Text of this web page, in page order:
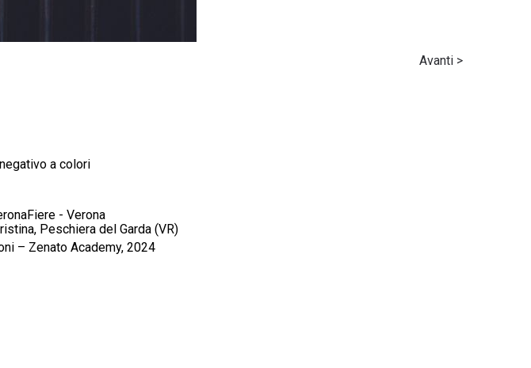
Avanti >
a colori
- Verona
Peschiera del Garda (VR)
– Zenato Academy, 2024